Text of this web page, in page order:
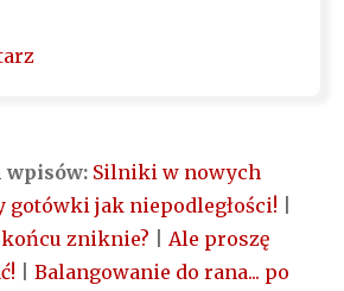
wpisów: Silniki w nowych
gotówki jak niepodległości!
zniknie?
Ale proszę
Balangowanie do rana... po